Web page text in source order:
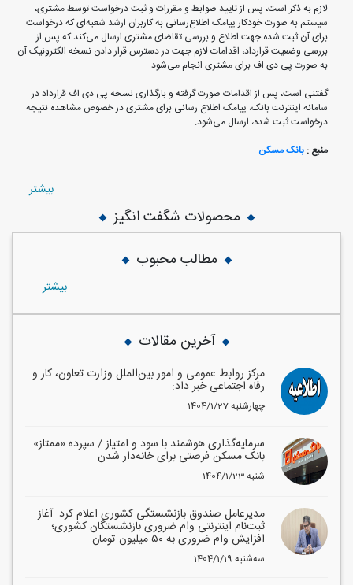
لازم به ذکر است، پس از تایید ضوابط و مقررات و ثبت درخواست توسط مشتری،
سیستم به صورت خودکار پیامک اطلاع‌رسانی به کاربران ارشد شعبه‌ای که درخواست
برای آن ثبت شده جهت اطلاع و بررسی تقاضای مشتری ارسال می‌کند که پس از
بررسی وضعیت قرارداد، اقدامات لازم جهت در دسترس قرار دادن نسخه الکترونیک آن
به صورت پی دی اف برای مشتری انجام می‌شود.
گفتنی است، پس از اقدامات صورت گرفته و بارگذاری نسخه پی دی اف قرارداد در
سامانه اینترنت بانک، پیامک اطلاع رسانی برای مشتری در خصوص مشاهده نتیجه
درخواست ثبت شده، ارسال می‌شود.
منبع : بانک مسکن
بيشتر
محصولات شگفت انگیز
مطالب محبوب
بيشتر
آخرین مقالات
مرکز روابط عمومی و امور بین‌الملل وزارت تعاون، کار و
رفاه اجتماعی خبر داد:
1404/1/27 چهارشنبه
سرمایه‌گذاری هوشمند با سود و امتیاز / سپرده «ممتاز»
بانک مسکن فرصتی برای خانه‌دار شدن
1404/1/23 شنبه
مدیرعامل صندوق بازنشستگی کشوری اعلام کرد: آغاز
ثبت‌نام اینترنتی وام ضروری بازنشستگان کشوری؛
افزایش وام ضروری به ۵۰ میلیون تومان
1404/1/19 سه‌شنبه